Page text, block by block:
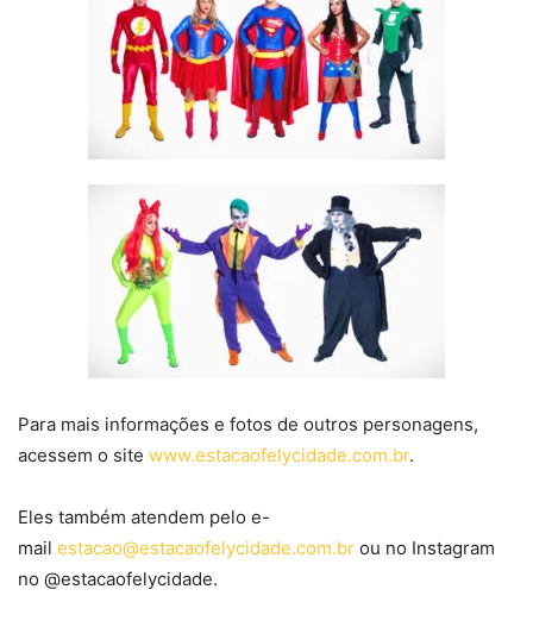
Para mais informações e fotos de outros personagens,
acessem o site www.estacaofelycidade.com.br.
Eles também atendem pelo e-
mail estacao@estacaofelycidade.com.br ou no Instagram
no @estacaofelycidade.